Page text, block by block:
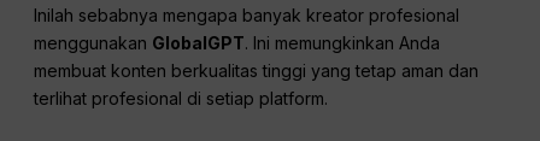
Inilah sebabnya mengapa banyak kreator profesional
menggunakan GlobalGPT. Ini memungkinkan Anda
membuat konten berkualitas tinggi yang tetap aman dan
terlihat profesional di setiap platform.